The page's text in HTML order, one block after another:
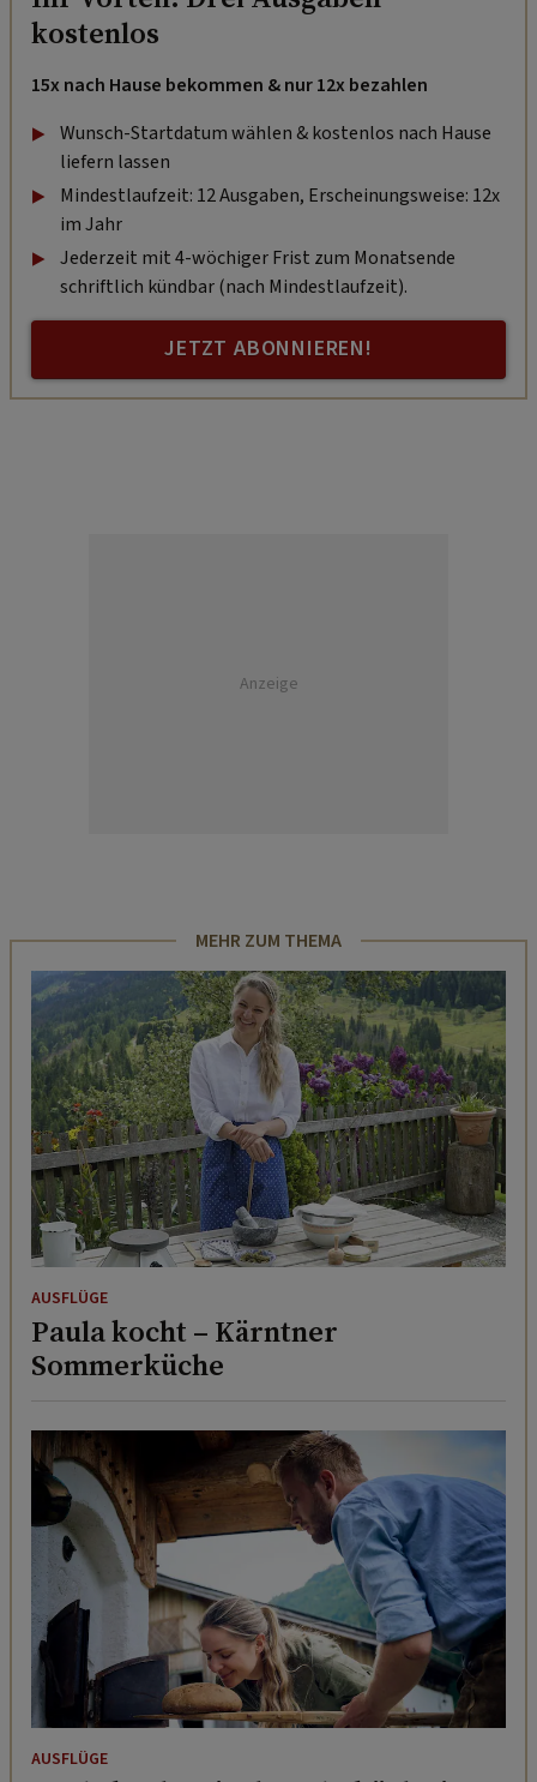
kostenlos
15x nach Hause bekommen & nur 12x bezahlen
Wunsch-Startdatum wählen & kostenlos nach Hause
liefern lassen
Mindestlaufzeit: 12 Ausgaben, Erscheinungsweise: 12x
im Jahr
Jederzeit mit 4-wöchiger Frist zum Monatsende
schriftlich kündbar (nach Mindestlaufzeit).
JETZT ABONNIEREN!
Anzeige
MEHR ZUM THEMA
AUSFLÜGE
Paula kocht – Kärntner
Sommerküche
AUSFLÜGE